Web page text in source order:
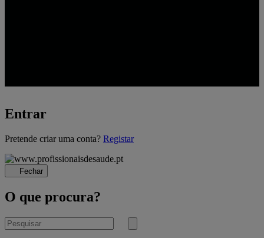
Entrar
A
Pretende criar uma conta? Registar
Fechar
O que procura?
Pesquisar
por
Submeter